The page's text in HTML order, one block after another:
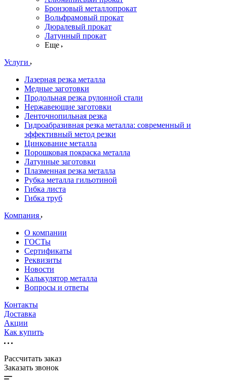
Бронзовый металлопрокат
Вольфрамовый прокат
Дюралевый прокат
Латунный прокат
Еще
Услуги
Лазерная резка металла
Медные заготовки
Продольная резка рулонной стали
Нержавеющие заготовки
Ленточнопильная резка
Гидроабразивная резка металла: современный и
эффективный метод резки
Цинкование металла
Порошковая покраска металла
Латунные заготовки
Плазменная резка металла
Рубка металла гильотиной
Гибка листа
Гибка труб
Компания
О компании
ГОСТы
Сертификаты
Реквизиты
Новости
Калькулятор металла
Вопросы и ответы
Контакты
Доставка
Акции
Как купить
Рассчитать заказ
Заказать звонок